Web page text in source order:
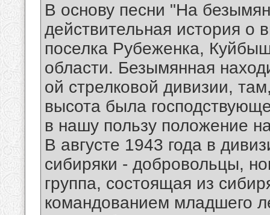
В основу песни "На
действительная история о
поселка Рубеженка,
области. Безымянная
ой стрелковой дивизии,
высота была
в нашу пользу положение
В августе 1943 года в
сибиряки - добровольцы,
группа, состоящая из
командованием младшего